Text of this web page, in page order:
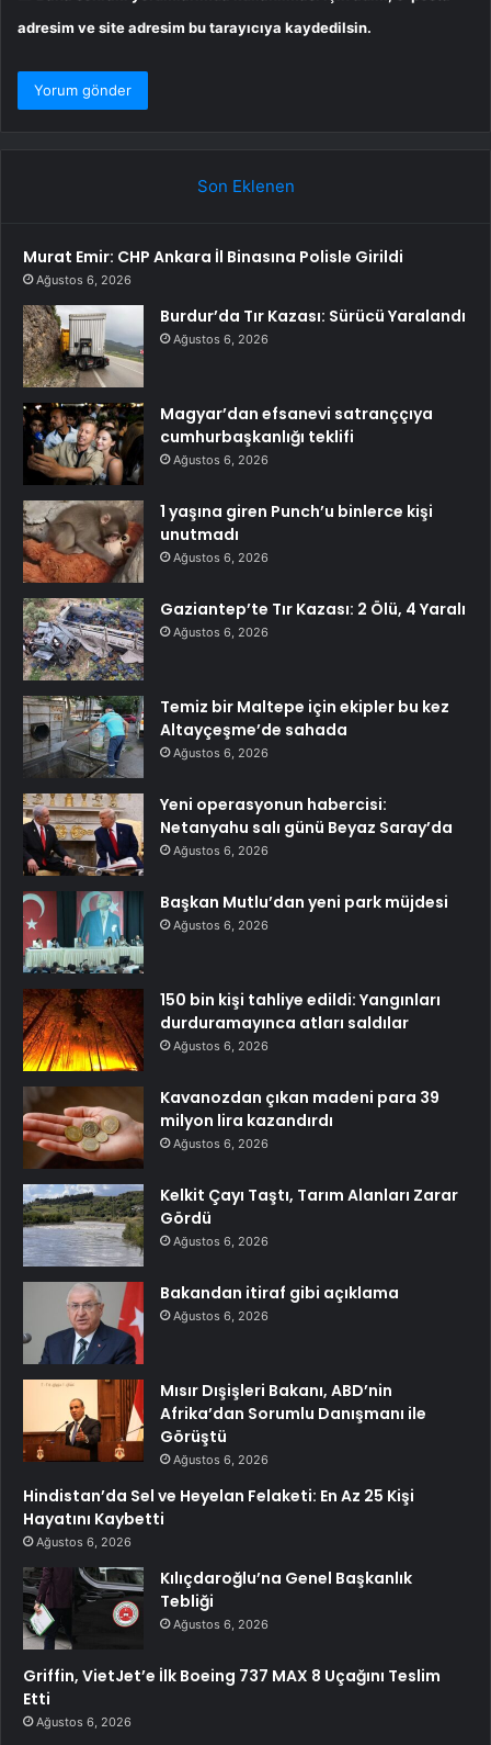
adresim ve site adresim bu tarayıcıya kaydedilsin.
Son Eklenen
Murat Emir: CHP Ankara İl Binasına Polisle Girildi
Ağustos 6, 2026
Burdur’da Tır Kazası: Sürücü Yaralandı
Ağustos 6, 2026
Magyar’dan efsanevi satranççıya
cumhurbaşkanlığı teklifi
Ağustos 6, 2026
1 yaşına giren Punch’u binlerce kişi
unutmadı
Ağustos 6, 2026
Gaziantep’te Tır Kazası: 2 Ölü, 4 Yaralı
Ağustos 6, 2026
Temiz bir Maltepe için ekipler bu kez
Altayçeşme’de sahada
Ağustos 6, 2026
Yeni operasyonun habercisi:
Netanyahu salı günü Beyaz Saray’da
Ağustos 6, 2026
Başkan Mutlu’dan yeni park müjdesi
Ağustos 6, 2026
150 bin kişi tahliye edildi: Yangınları
durduramayınca atları saldılar
Ağustos 6, 2026
Kavanozdan çıkan madeni para 39
milyon lira kazandırdı
Ağustos 6, 2026
Kelkit Çayı Taştı, Tarım Alanları Zarar
Gördü
Ağustos 6, 2026
Bakandan itiraf gibi açıklama
Ağustos 6, 2026
Mısır Dışişleri Bakanı, ABD’nin
Afrika’dan Sorumlu Danışmanı ile
Görüştü
Ağustos 6, 2026
Hindistan’da Sel ve Heyelan Felaketi: En Az 25 Kişi
Hayatını Kaybetti
Ağustos 6, 2026
Kılıçdaroğlu’na Genel Başkanlık
Tebliği
Ağustos 6, 2026
Griffin, VietJet’e İlk Boeing 737 MAX 8 Uçağını Teslim
Etti
Ağustos 6, 2026